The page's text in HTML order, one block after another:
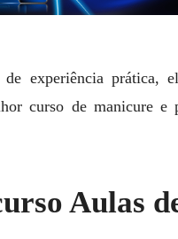
experiência prática,
curso de manicure e
Aulas